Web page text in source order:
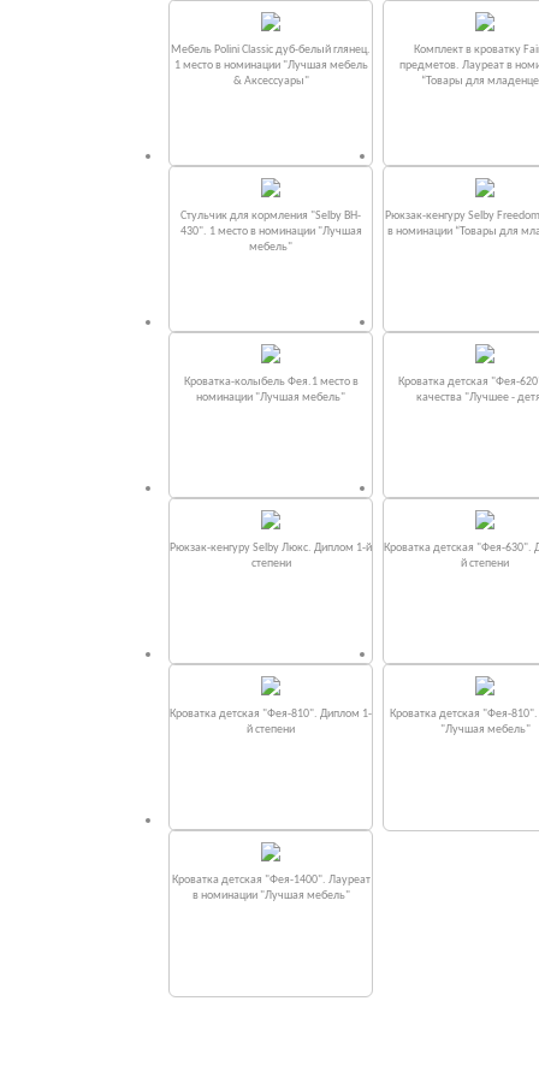
Мебель Polini Classic дуб-белый глянец.
1 место в номинации "Лучшая мебель
& Аксессуары"
Комплект в кроватку
предметов. Лауреат в
“Товары для
Стульчик для кормления "Selby BH-
430". 1 место в номинации "Лучшая
мебель"
Рюкзак-кенгуру Selby
в номинации “Товары для
Кроватка-колыбель Фея.1 место в
номинации "Лучшая мебель"
Кроватка детская "Фея-
качества "Лучшее -
Рюкзак-кенгуру Selby Люкс. Диплом 1-й
степени
Кроватка детская "Фея-630".
й степени
Кроватка детская "Фея-810". Диплом 1-
й степени
Кроватка детская "Фея-
"Лучшая мебель"
Кроватка детская "Фея-1400". Лауреат
в номинации "Лучшая мебель"